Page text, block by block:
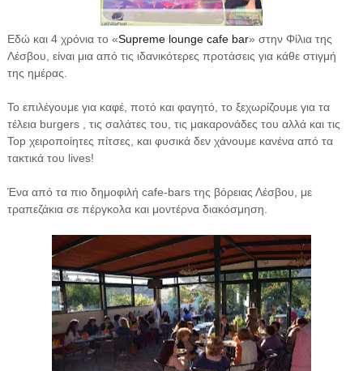
Εδώ και 4 χρόνια το «Supreme lounge cafe bar» στην Φίλια της
Λέσβου, είναι μια από τις ιδανικότερες προτάσεις για κάθε στιγμή
της ημέρας.
Το επιλέγουμε για καφέ, ποτό και φαγητό, το ξεχωρίζουμε για τα
τέλεια burgers , τις σαλάτες του, τις μακαρονάδες του αλλά και τις
Top χειροποίητες πίτσες, και φυσικά δεν χάνουμε κανένα από τα
τακτικά του lives!
Ένα από τα πιο δημοφιλή cafe-bars της βόρειας Λέσβου, με
τραπεζάκια σε πέργκολα και μοντέρνα διακόσμηση.